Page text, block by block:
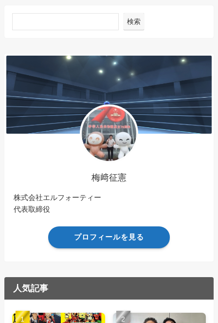
検索
梅﨑征憲
株式会社エルフォーティー
代表取締役
プロフィールを見る
人気記事